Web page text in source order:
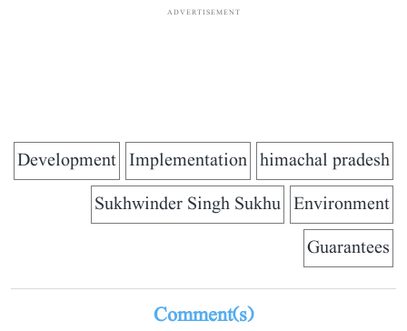
ADVERTISEMENT
himachal pradesh
Implementation
Development
Environment
Sukhwinder Singh Sukhu
Guarantees
Comment(s)